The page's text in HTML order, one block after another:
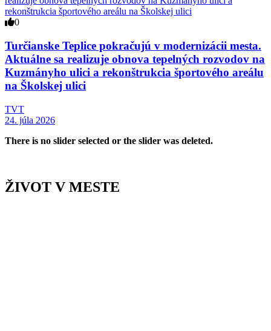
0
Turčianske Teplice pokračujú v modernizácii mesta.
Aktuálne sa realizuje obnova tepelných rozvodov na
Kuzmányho ulici a rekonštrukcia športového areálu
na Školskej ulici
TVT
24. júla 2026
There is no slider selected or the slider was deleted.
ŽIVOT V MESTE